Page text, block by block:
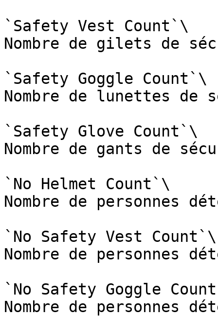
`Safety Vest Count`\
Nombre de gilets de
`Safety Goggle Count`\
Nombre de lunettes de
`Safety Glove Count`\
Nombre de gants de
`No Helmet Count`\
Nombre de personnes
`No Safety Vest Count`\
Nombre de personnes
`No Safety Goggle
Nombre de personnes